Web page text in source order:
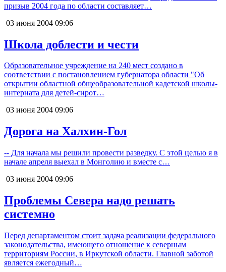
призыв 2004 года по области составляет…
03 июня 2004 09:06
Школа доблести и чести
Образовательное учреждение на 240 мест создано в
соответствии с постановлением губернатора области "Об
открытии областной общеобразовательной кадетской школы-
интерната для детей-сирот…
03 июня 2004 09:06
Дорога на Халхин-Гол
-- Для начала мы решили провести разведку. С этой целью я в
начале апреля выехал в Монголию и вместе с…
03 июня 2004 09:06
Проблемы Севера надо решать
системно
Перед департаментом стоит задача реализации федерального
законодательства, имеющего отношение к северным
территориям России, в Иркутской области. Главной заботой
является ежегодный…